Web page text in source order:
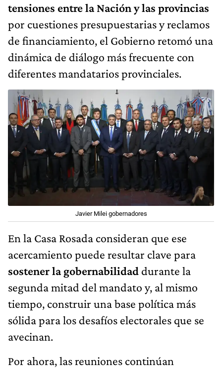
tensiones entre la Nación y las provincias
por cuestiones presupuestarias y reclamos
de financiamiento, el Gobierno retomó una
dinámica de diálogo más frecuente con
diferentes mandatarios provinciales.
Javier Milei gobernadores
En la Casa Rosada consideran que ese
acercamiento puede resultar clave para
sostener la gobernabilidad durante la
segunda mitad del mandato y, al mismo
tiempo, construir una base política más
sólida para los desafíos electorales que se
avecinan.
Por ahora, las reuniones continúan